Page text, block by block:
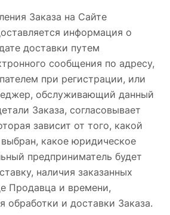
Заказа на Сайте
информация о
доставки путем
сообщения по адресу,
при регистрации, или
обслуживающий данный
Заказа, согласовывает
зависит от того, какой
какое юридическое
предприниматель будет
наличия заказанных
Продавца и времени,
обработки и доставки Заказа.